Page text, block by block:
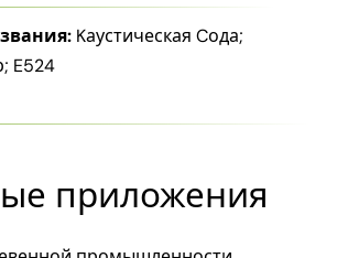
Kаустическая Cода;
E524
приложения